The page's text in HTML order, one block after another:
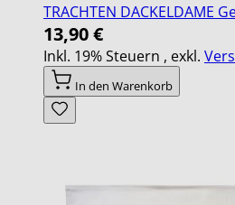
TRACHTEN DACKELDAME
13,90 €
Inkl. 19% Steuern , exkl.
In den Warenkorb